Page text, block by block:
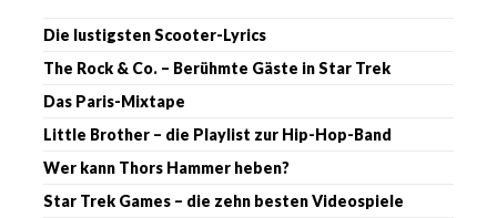
Die lustigsten Scooter-Lyrics
The Rock & Co. – Berühmte Gäste in Star Trek
Das Paris-Mixtape
Little Brother – die Playlist zur Hip-Hop-Band
Wer kann Thors Hammer heben?
Star Trek Games – die zehn besten Videospiele